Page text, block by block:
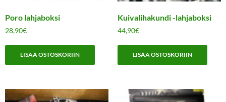
Poro lahjaboksi
28,90€
LISÄÄ OSTOSKORIIN
Kuivalihakundi -lahjaboksi
44,90€
LISÄÄ OSTOSKORIIN